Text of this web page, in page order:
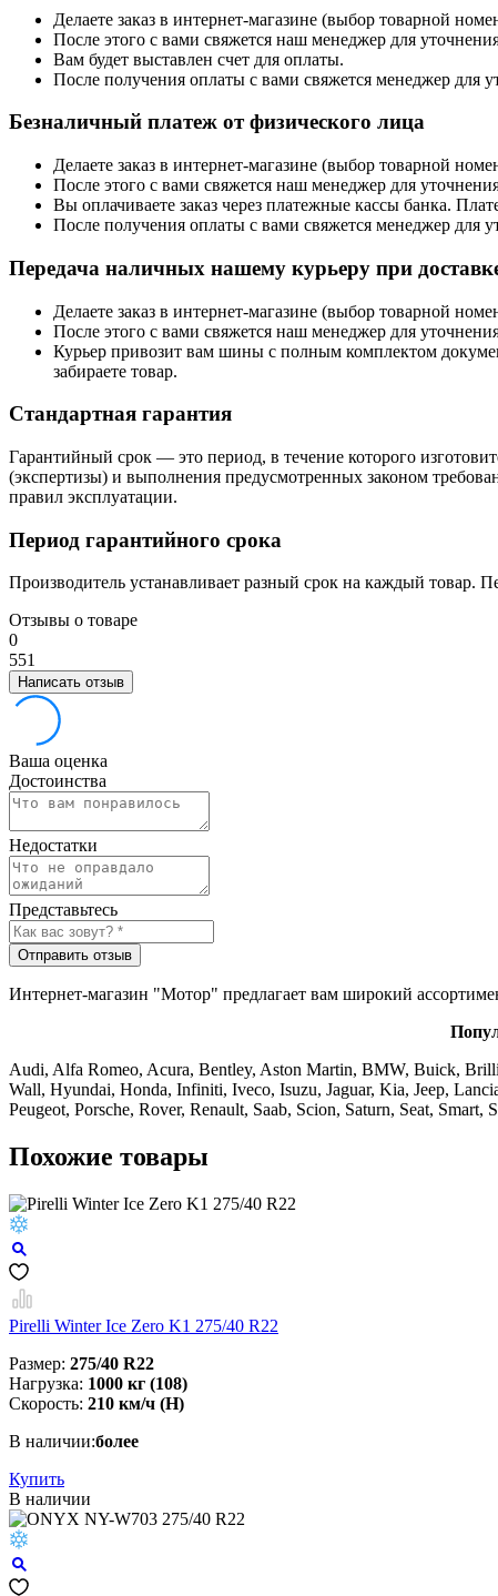
Делаете заказ в интернет-магазине (выбор товарной
После этого с вами свяжется наш менеджер для уточнения
Вам будет выставлен счет для оплаты.
После получения оплаты с вами свяжется менеджер для
Безналичный платеж от физического лица
Делаете заказ в интернет-магазине (выбор товарной
После этого с вами свяжется наш менеджер для уточнения
Вы оплачиваете заказ через платежные кассы банка.
После получения оплаты с вами свяжется менеджер для
Передача наличных нашему курьеру при
Делаете заказ в интернет-магазине (выбор товарной
После этого с вами свяжется наш менеджер для уточнения
Курьер привозит вам шины с полным комплектом
забираете товар.
Стандартная гарантия
Гарантийный срок — это период, в течение которого
(экспертизы) и выполнения предусмотренных законом
правил эксплуатации.
Период гарантийного срока
Производитель устанавливает разный срок на каждый товар.
Отзывы о товаре
0
551
Написать отзыв
Ваша оценка
Достоинства
Недостатки
Представьтесь
Отправить отзыв
Интернет-магазин "Мотор" предлагает вам широкий
Audi, Alfa Romeo, Acura, Bentley, Aston Martin, BMW, Buick,
Wall, Hyundai, Honda, Infiniti, Iveco, Isuzu, Jaguar, Kia, Jeep,
Peugeot, Porsche, Rover, Renault, Saab, Scion, Saturn, Seat,
Похожие товары
Pirelli Winter Ice Zero K1 275/40 R22
Размер: 275/40 R22
Нагрузка: 1000 кг (108)
Скорость: 210 км/ч (H)
В наличии:более
Купить
В наличии